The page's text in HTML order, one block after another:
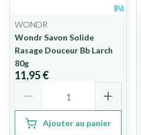
WONDR
Wondr Savon Solide
Rasage Douceur Bb Larch
80g
11,95 €
Ajouter au panier